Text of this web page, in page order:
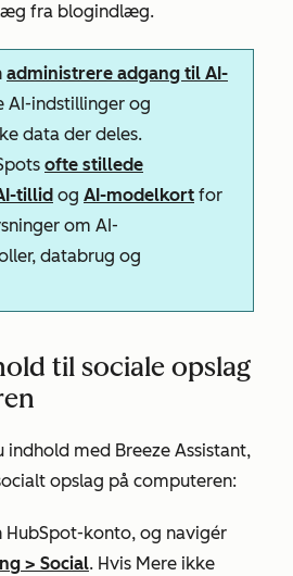
fra blogindlæg.
administrere adgang til AI-
AI-indstillinger og
data der deles.
ofte stillede
tillid og AI-modelkort for
om AI-
databrug og
til sociale opslag
indhold med Breeze Assistant,
opslag på computeren:
HubSpot-konto, og navigér
> Social. Hvis Mere ikke